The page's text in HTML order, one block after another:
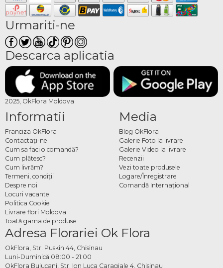
Urmariti-ne
Descarca aplicatia
2025, OkFlora Moldova
Informatii
Franciza OkFlora
Contactaţi-ne
Cum sa faci o comandă?
Cum plătesc?
Cum livrăm?
Termeni, condiţii
Despre noi
Locuri vacante
Politica Cookie
Livrare flori Moldova
Toată gama de produse
Media
Blog OkFlora
Galerie Foto la livrare
Galerie Video la livrare
Recenzii
Vezi toate produsele
Logare/Înregistrare
Comandă Internațional
Adresa Florariei Ok Flora
OkFlora, Str. Puskin 44, Chisinau
Luni-Duminică 08:00 - 21:00
OkFlora Buiucani, Str. Ion Luca Caragiale 4, Chisinau